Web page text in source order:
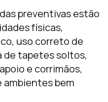
preventivas estão
físicas,
uso correto de
de tapetes soltos,
e corrimãos,
ambientes bem